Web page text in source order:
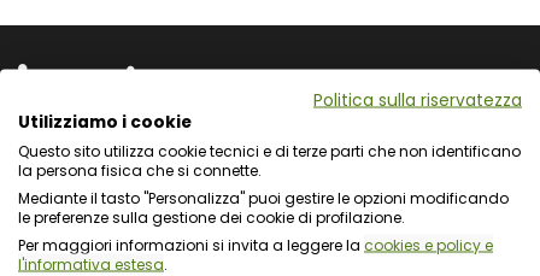
Via L. Cadorna 31 - 67051 Avezzano (AQ)
Via Fiume Giallo 3 - 00144 Roma
Registro delle Imprese del Gran Sasso d'Italia
C.F. e numero d'iscrizione: 01722270665
Politica sulla riservatezza
Utilizziamo i cookie
Questo sito utilizza cookie tecnici e di terze parti che non identificano
la persona fisica che si connette.
Mediante il tasto "Personalizza" puoi gestire le opzioni modificando
le preferenze sulla gestione dei cookie di profilazione.
Per maggiori informazioni si invita a leggere la cookies e policy e
l'informativa estesa.